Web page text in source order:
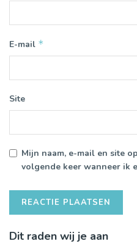
E-mail *
Site
Mijn naam, e-mail en site
volgende keer wanneer ik
Dit raden wij je aan